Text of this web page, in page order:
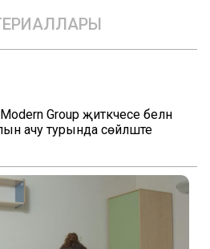
Group җитәкчесе белән
ачу турында сөйләште